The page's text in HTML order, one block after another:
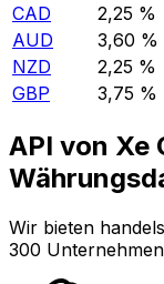
CAD
2,25 %
AUD
3,60 %
NZD
2,25 %
GBP
3,75 %
API von Xe
Wir bieten
300